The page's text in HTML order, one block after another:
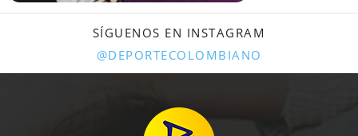
SÍGUENOS EN INSTAGRAM
@DEPORTECOLOMBIANO